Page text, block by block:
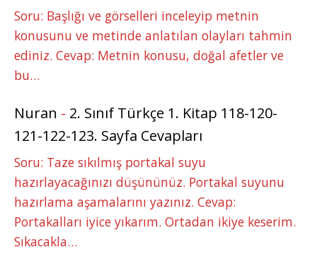
Soru: Başlığı ve görselleri inceleyip metnin
konusunu ve metinde anlatılan olayları tahmin
ediniz. Cevap: Metnin konusu, doğal afetler ve
bu…
Nuran - 2. Sınıf Türkçe 1. Kitap 118-120-
121-122-123. Sayfa Cevapları
Soru: Taze sıkılmış portakal suyu
hazırlayacağınızı düşününüz. Portakal suyunu
hazırlama aşamalarını yazınız. Cevap:
Portakalları iyice yıkarım. Ortadan ikiye keserim.
Sıkacakla…